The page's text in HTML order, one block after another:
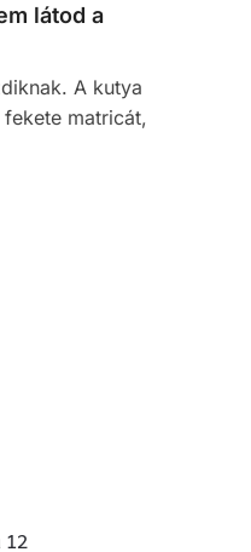
látod a
A kutya
matricát,